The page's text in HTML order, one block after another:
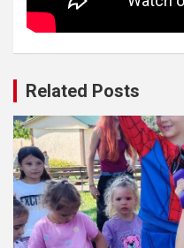
Related Posts